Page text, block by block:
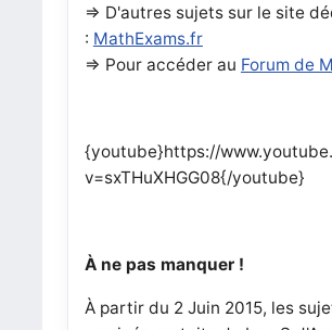
=> D'autres sujets sur le site
: MathExams.fr
=> Pour accéder au Forum de
{youtube}https://
v=sxTHuXHGG08{/youtube}
À ne pas manquer !
À partir du 2 Juin 2015, les